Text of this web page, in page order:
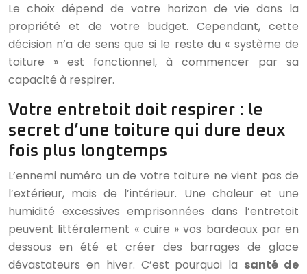
Le choix dépend de votre horizon de vie dans la
propriété et de votre budget. Cependant, cette
décision n’a de sens que si le reste du « système de
toiture » est fonctionnel, à commencer par sa
capacité à respirer.
Votre entretoit doit respirer : le
secret d’une toiture qui dure deux
fois plus longtemps
L’ennemi numéro un de votre toiture ne vient pas de
l’extérieur, mais de l’intérieur. Une chaleur et une
humidité excessives emprisonnées dans l’entretoit
peuvent littéralement « cuire » vos bardeaux par en
dessous en été et créer des barrages de glace
dévastateurs en hiver. C’est pourquoi la santé de